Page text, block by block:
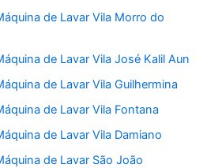
de Lavar Vila Morro do
de Lavar Vila José Kalil Aun
de Lavar Vila Guilhermina
de Lavar Vila Fontana
de Lavar Vila Damiano
de Lavar São João